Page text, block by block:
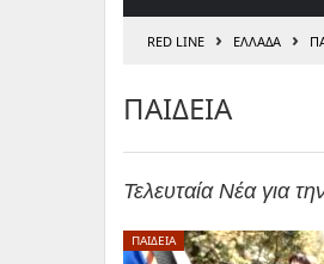
RED LINE › ΕΛΛΑΔΑ ›
ΠΑΙΔΕΙΑ
Τελευταία Νέα για
ΠΑΙΔΕΙΑ